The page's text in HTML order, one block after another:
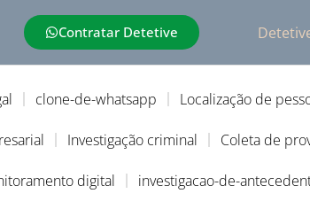
Contratar Detetive
clone-de-whatsapp Localização de
Investigação criminal Coleta de
digital investigacao-de-